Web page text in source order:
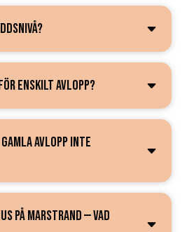
ENSKILT AVLOPP?
AVLOPP INTE
PÅ MARSTRAND — VAD